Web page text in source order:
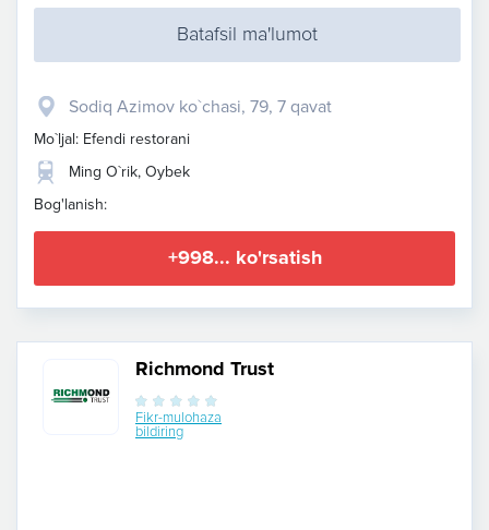
Batafsil ma'lumot
Sodiq Azimov ko`chasi, 79, 7 qavat
Mo`ljal: Efendi restorani
Ming O`rik, Oybek
Bog'lanish:
+998... ko'rsatish
Richmond Trust
Fikr-mulohaza
bildiring